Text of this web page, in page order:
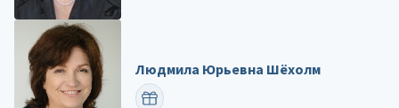
Людмила Юрьевна Шёхолм
ПОЗДРАВИТЬ